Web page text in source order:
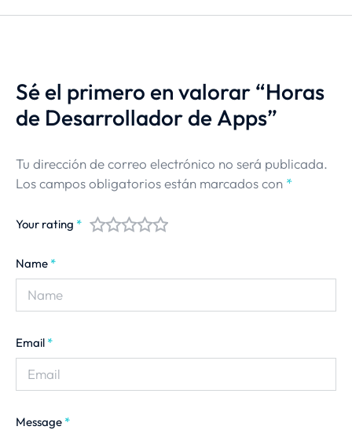
Sé el primero en valorar “Horas
de Desarrollador de Apps”
Tu dirección de correo electrónico no será publicada.
Los campos obligatorios están marcados con *
Your rating *
Name *
Email *
Message *